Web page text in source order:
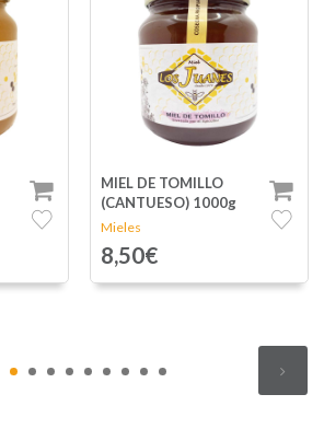
MIEL DE LAVANDA
1000g
Mieles
9,75€